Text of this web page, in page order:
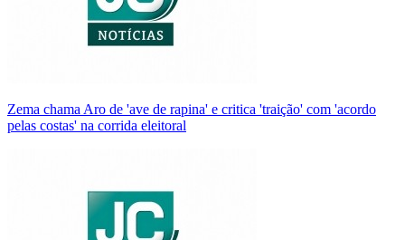
Zema chama Aro de 'ave de rapina' e critica 'traição' com 'acordo
pelas costas' na corrida eleitoral